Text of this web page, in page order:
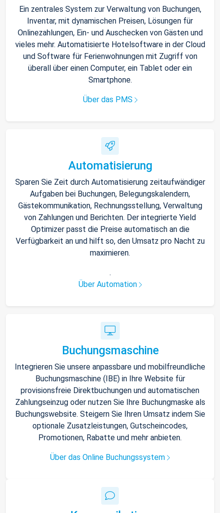
Ein zentrales System zur Verwaltung von Buchungen,
Inventar, mit dynamischen Preisen, Lösungen für
Onlinezahlungen, Ein- und Auschecken von Gästen und
vieles mehr. Automatisierte Hotelsoftware in der Cloud
und Software für Ferienwohnungen mit Zugriff von
überall über einen Computer, ein Tablet oder ein
Smartphone.
Über das PMS
Automatisierung
Sparen Sie Zeit durch Automatisierung zeitaufwändiger
Aufgaben bei Buchungen, Belegungskalendern,
Gästekommunikation, Rechnungsstellung, Verwaltung
von Zahlungen und Berichten. Der integrierte Yield
Optimizer passt die Preise automatisch an die
Verfügbarkeit an und hilft so, den Umsatz pro Nacht zu
maximieren.
.
Über Automation
Buchungsmaschine
Integrieren Sie unsere anpassbare und mobilfreundliche
Buchungsmaschine (IBE) in Ihre Website für
provisionsfreie Direktbuchungen und automatischen
Zahlungseinzug oder nutzen Sie Ihre Buchungmaske als
Buchungswebsite. Steigern Sie Ihren Umsatz indem Sie
optionale Zusatzleistungen, Gutscheincodes,
Promotionen, Rabatte und mehr anbieten.
Über das Online Buchungssystem